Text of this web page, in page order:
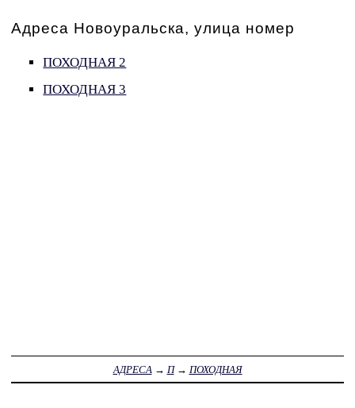
Адреса Новоуральска, улица номер
ПОХОДНАЯ 2
ПОХОДНАЯ 3
АДРЕСА → П→ ПОХОДНАЯ